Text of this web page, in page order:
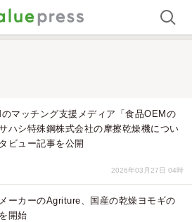
マッチング支援メディア「食品OEMの
ハシ特殊鋼株式会社の摩擦乾燥機につい
ビュー記事を公開
2026年03月27日 04時
ーカーのAgriture、国産の乾燥ヨモギの
開始